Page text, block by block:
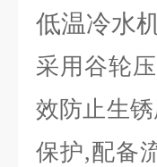
低温冷水
采用谷轮
效防止生
保护,配备